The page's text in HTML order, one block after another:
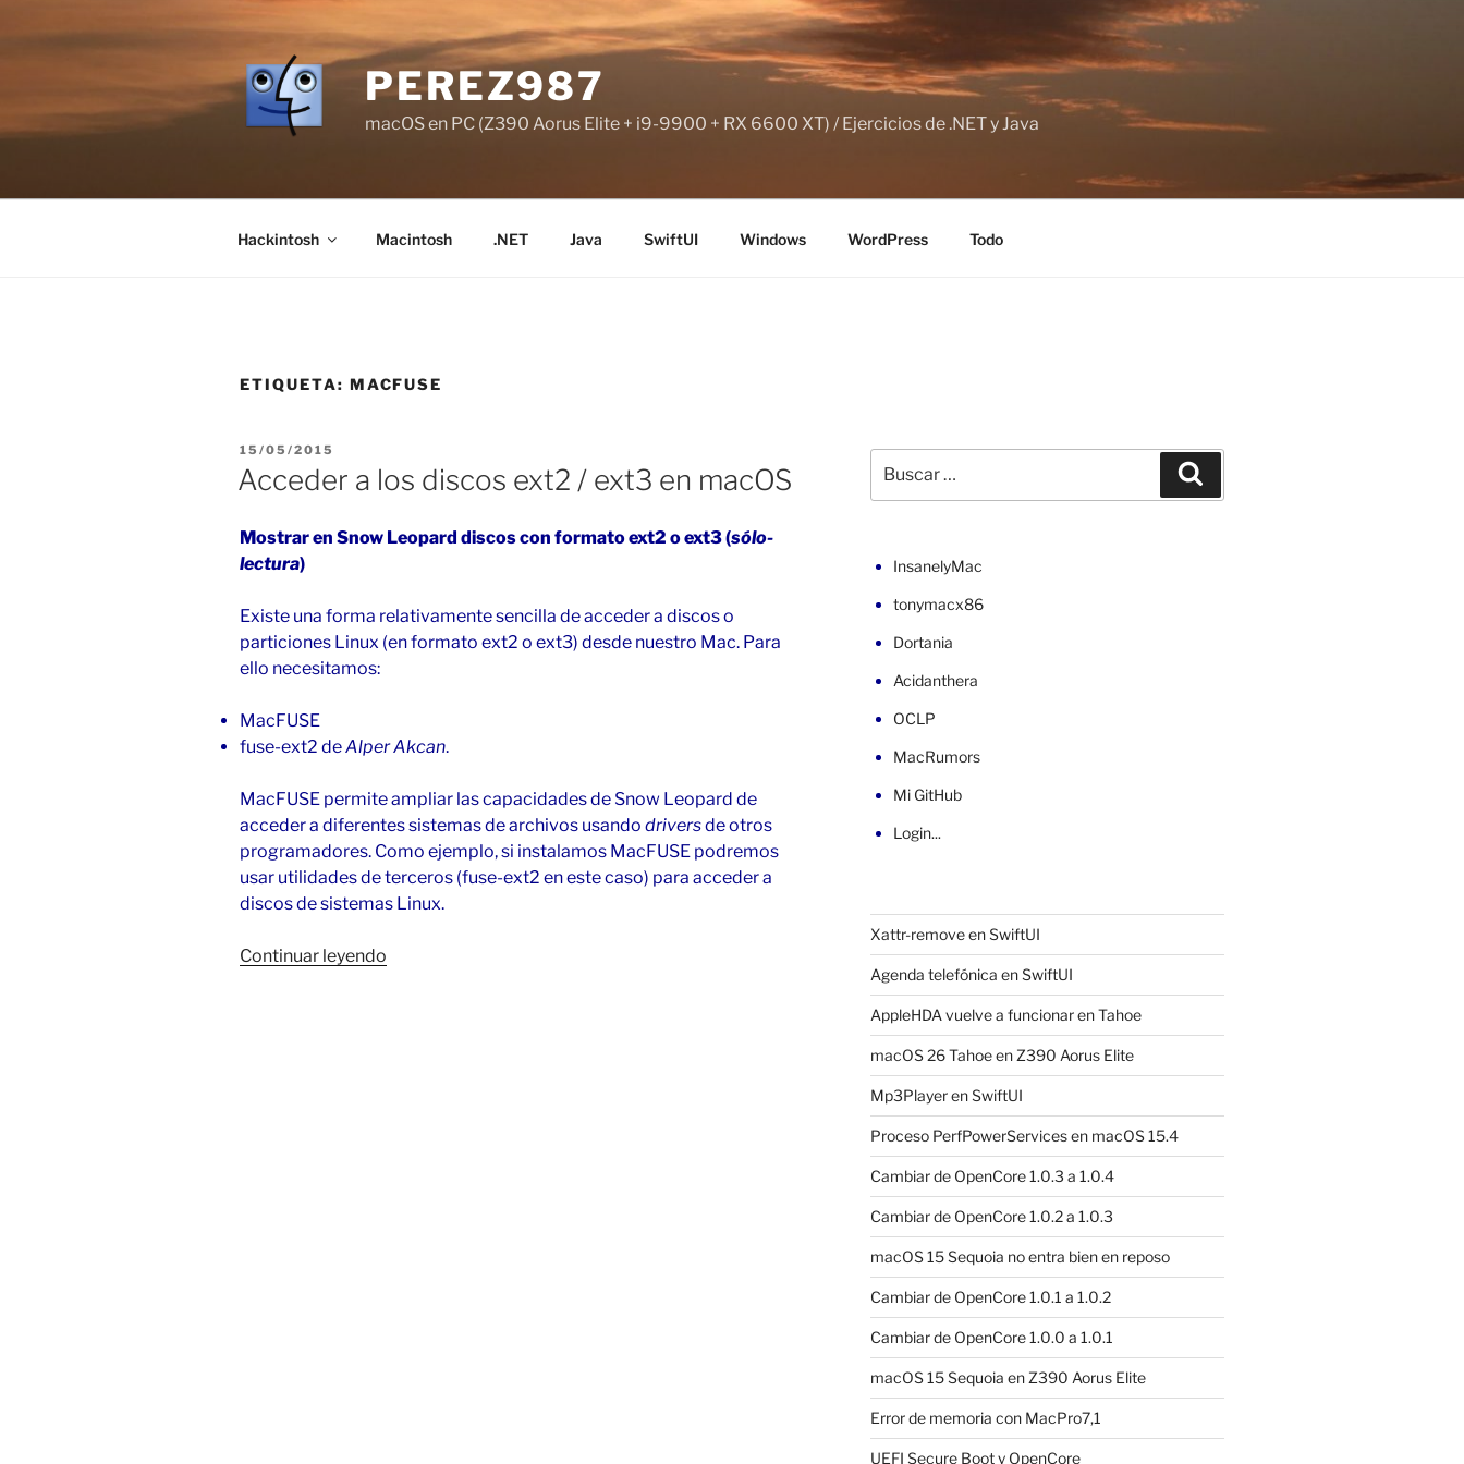
PEREZ987
macOS en PC (Z390 Aorus Elite + i9-9900 + RX 6600 XT) / Ejercicios de .NET y Java
Hackintosh Macintosh .NET Java SwiftUI Windows WordPress Todo
ETIQUETA: MACFUSE
PUBLICADO
EL
15/05/2015
Acceder a los discos ext2 / ext3 en macOS
Mostrar en Snow Leopard discos con formato ext2 o ext3(sólo-
lectura)
Existe una forma relativamente sencilla de acceder a discos o
particiones Linux (en formato ext2 o ext3) desde nuestro Mac. Para
ello necesitamos:
MacFUSE
fuse-ext2 deAlper Akcan.
MacFUSE permite ampliar las capacidades de Snow Leopard de
acceder a diferentes sistemas de archivos usando driversde otros
programadores. Como ejemplo, si instalamos MacFUSE podremos
usar utilidades de terceros (fuse-ext2 en este caso) para acceder a
discos de sistemas Linux.
Continuar leyendo
por:
InsanelyMac
tonymacx86
Dortania
Acidanthera
OCLP
MacRumors
Mi GitHub
Login...
Xattr-remove en SwiftUI
Agenda telefónica en SwiftUI
AppleHDA vuelve a funcionar en Tahoe
macOS 26 Tahoe en Z390 Aorus Elite
Mp3Player en SwiftUI
Proceso PerfPowerServices en macOS 15.4
Cambiar de OpenCore 1.0.3 a 1.0.4
Cambiar de OpenCore 1.0.2 a 1.0.3
macOS 15 Sequoia no entra bien en reposo
Cambiar de OpenCore 1.0.1 a 1.0.2
Cambiar de OpenCore 1.0.0 a 1.0.1
macOS 15 Sequoia en Z390 Aorus Elite
Error de memoria con MacPro7,1
UEFI Secure Boot y OpenCore